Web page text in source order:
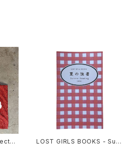
LOST GIRLS BOOKS - Sum